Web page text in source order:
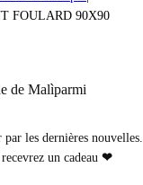
FOULARD 90X90
de Malìparmi
les dernières nouvelles.
un cadeau ❤